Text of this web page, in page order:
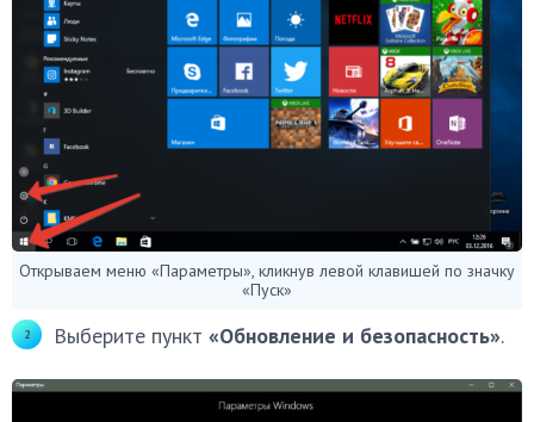
Открываем меню «Параметры», кликнув левой клавишей по значку
«Пуск»
Выберите пункт «Обновление и безопасность».